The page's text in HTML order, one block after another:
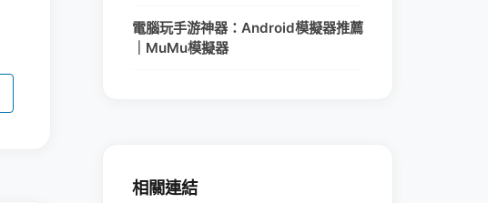
電腦玩手游神器：Android模擬器推薦
｜MuMu模擬器
相關連結